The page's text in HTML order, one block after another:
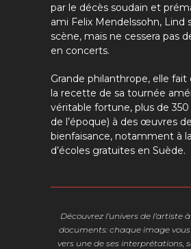
par le décès soudain et
ami Felix Mendelssohn, Lind
scène, mais ne cessera pas
en concerts.
Grande philanthrope, elle
la recette de sa tournée
véritable fortune, plus de
de l’époque) à des œuvres de
bienfaisance, notamment à
d’écoles gratuites en Suède.
Découvrez l’univers de l’artiste
documents:chaque image
vers une de ses interprétations,